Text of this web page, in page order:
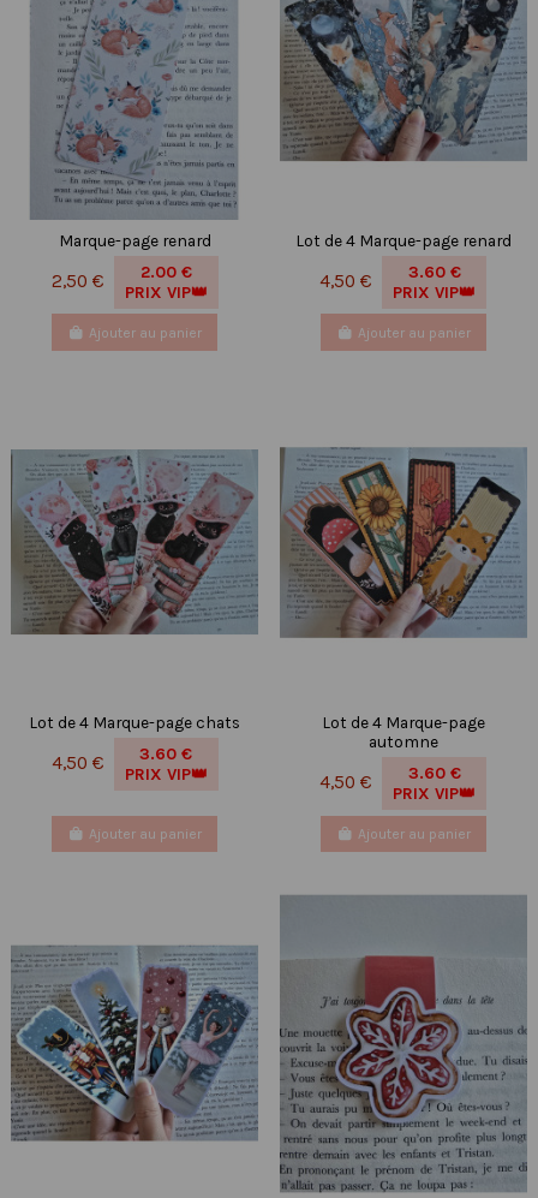
Marque-page renard
2,50 €
2.00 €
PRIX VIP👑
Ajouter au panier
Lot de 4 Marque-page renard
4,50 €
3.60 €
PRIX VIP👑
Ajouter au panier
Lot de 4 Marque-page chats
4,50 €
3.60 €
PRIX VIP👑
Ajouter au panier
Lot de 4 Marque-page
automne
4,50 €
3.60 €
PRIX VIP👑
Ajouter au panier